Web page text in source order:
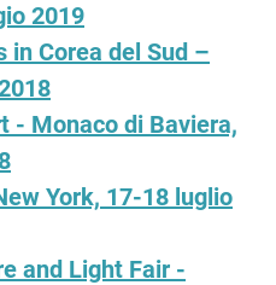
2019
in Corea del Sud –
- Monaco di Baviera,
York, 17-18 luglio
and Light Fair -